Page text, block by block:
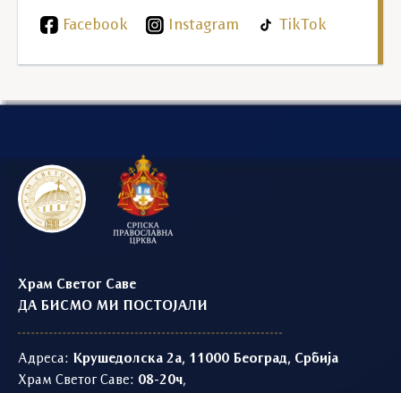
Facebook Instagram TikTok
Храм Светог Саве
ДА БИСМО МИ ПОСТОЈАЛИ
Адреса: Крушедолска 2а, 11000 Београд, Србија
Храм Светог Саве: 08-20ч,